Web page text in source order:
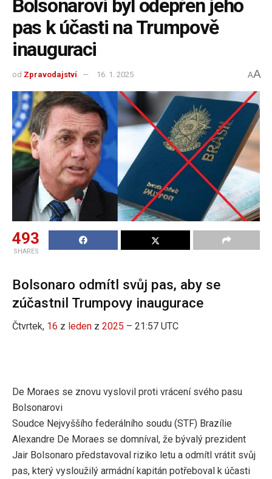
Bolsonarovi byl odepřen jeho
pas k účasti na Trumpově
inauguraci
od Zpravodajství 16. 1. 2025 AA
493
SHARES
Bolsonaro odmítl svůj pas, aby se
zúčastnil Trumpovy inaugurace
Čtvrtek, 16 z leden z 2025 – 21:57 UTC
De Moraes se znovu vyslovil proti vrácení svého pasu
Bolsonarovi
Soudce Nejvyššího federálního soudu (STF) Brazílie
Alexandre De Moraes se domníval, že bývalý prezident
Jair Bolsonaro představoval riziko letu a odmítl vrátit svůj
pas, který vysloužilý armádní kapitán potřeboval k účasti